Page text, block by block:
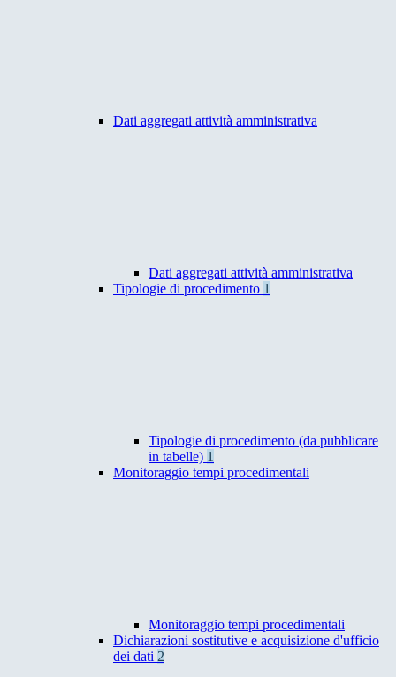
Dati aggregati attività amministrativa
Dati aggregati attività amministrativa
Tipologie di procedimento 1
Tipologie di procedimento (da pubblicare
in tabelle) 1
Monitoraggio tempi procedimentali
Monitoraggio tempi procedimentali
Dichiarazioni sostitutive e acquisizione d'ufficio
dei dati 2